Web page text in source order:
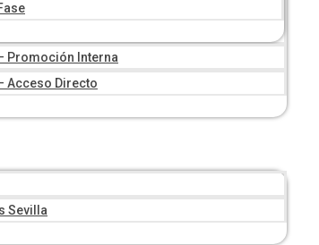
Promoción Interna
Acceso Directo
Sevilla